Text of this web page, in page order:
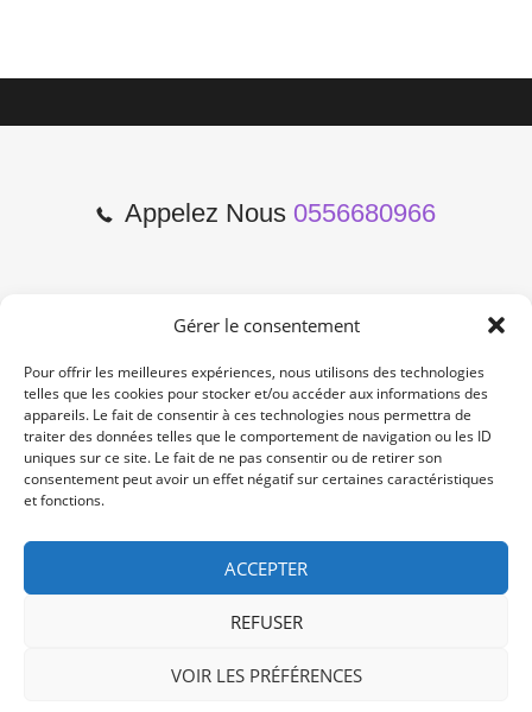
Gérer le consentement
Pour offrir les meilleures expériences, nous utilisons des technologies
telles que les cookies pour stocker et/ou accéder aux informations des
appareils. Le fait de consentir à ces technologies nous permettra de
traiter des données telles que le comportement de navigation ou les ID
uniques sur ce site. Le fait de ne pas consentir ou de retirer son
consentement peut avoir un effet négatif sur certaines caractéristiques
et fonctions.
ACCEPTER
REFUSER
VOIR LES PRÉFÉRENCES
Appelez Nous 0556680966
2 Cours de l'Yser 33800
Bordeaux
Lun-Samedi: 10:00 -19:00
Non Stop
/ /